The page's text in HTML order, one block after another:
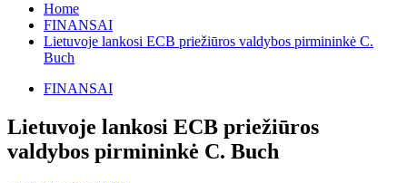
Home
FINANSAI
Lietuvoje lankosi ECB priežiūros valdybos pirmininkė C.
Buch
FINANSAI
Lietuvoje lankosi ECB priežiūros
valdybos pirmininkė C. Buch